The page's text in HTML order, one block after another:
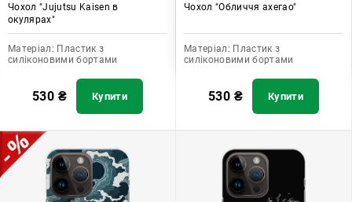
Чохол "Jujutsu Kaisen в
окулярах"
Матеріал: Пластик з
силіконовими бортами
530 ₴ Купити
Чохол "Обличчя ахегао"
Матеріал: Пластик з
силіконовими бортами
530 ₴ Купити